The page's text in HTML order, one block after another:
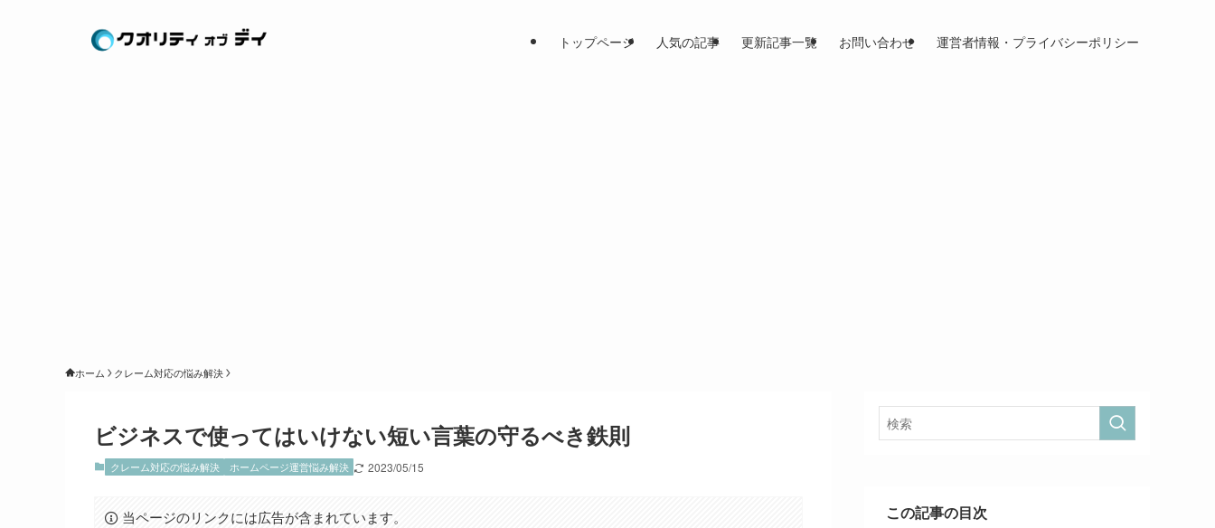
トップページ 人気の記事 更新記事一覧 お問い合わせ 運営者情報・プライバシーポリシー
ホーム クレーム対応の悩み解決
ビジネスで使ってはいけない短い言葉の守るべき鉄則
クレーム対応の悩み解決 ホームページ運営悩み解決 2023/05/15
当ページのリンクには広告が含まれています。 この記事の目次